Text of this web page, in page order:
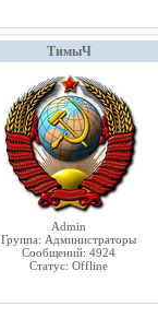
ТимыЧ
Admin
Группа: Администраторы
Сообщений: 4924
Статус: Offline